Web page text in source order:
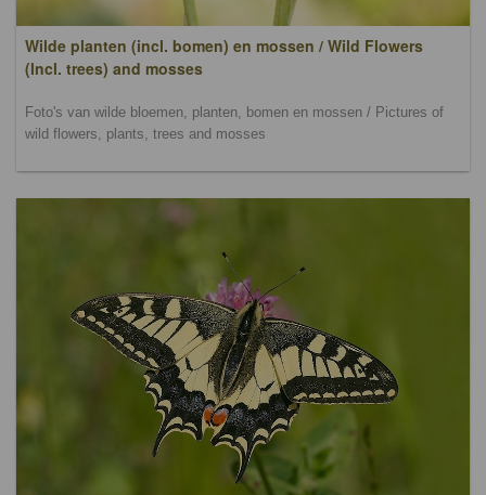
Wilde planten (incl. bomen) en mossen / Wild Flowers
(lncl. trees) and mosses
Foto's van wilde bloemen, planten, bomen en mossen / Pictures of
wild flowers, plants, trees and mosses